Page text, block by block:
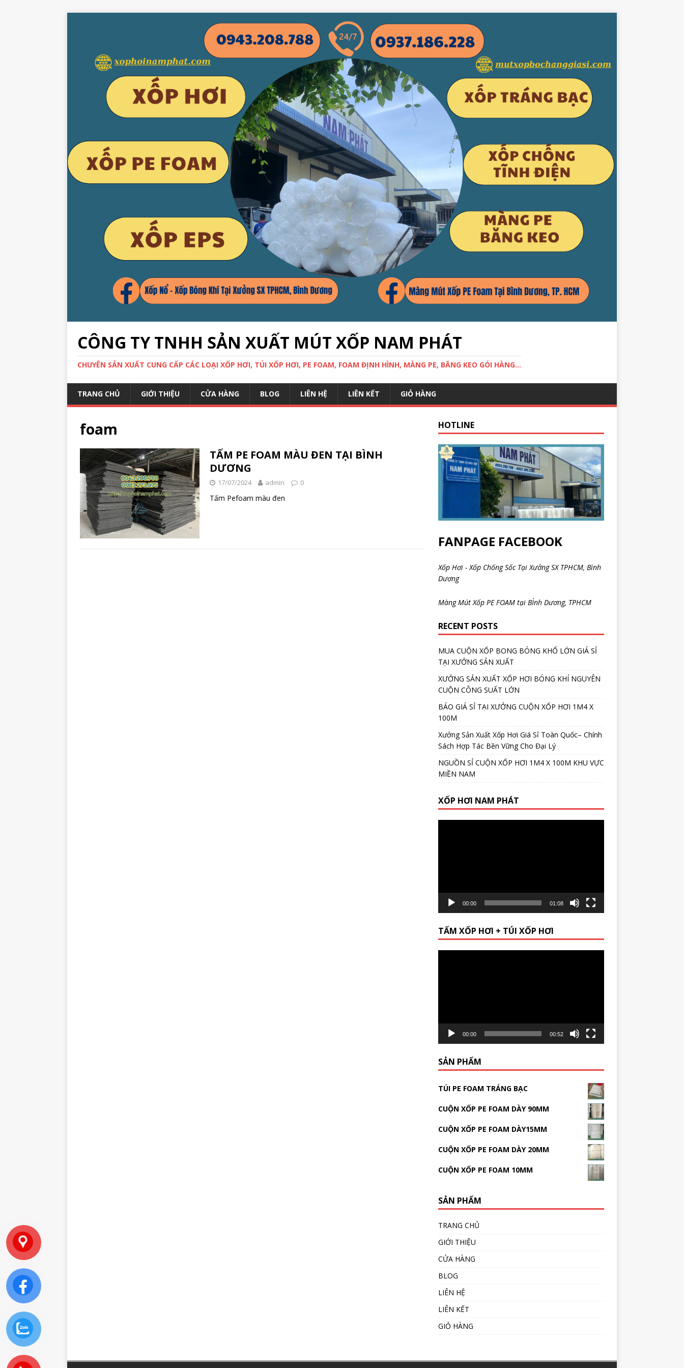
CÔNG TY TNHH SẢN XUẤT MÚT XỐP NAM PHÁT
CHUYÊN SẢN XUẤT CUNG CẤP CÁC LOẠI XỐP HƠI, TÚI XỐP HƠI, PE FOAM, FOAM ĐỊNH HÌNH, MÀNG PE, BĂNG KEO GÓI HÀNG...
TRANG CHỦ GIỚI THIỆU CỬA HÀNG BLOG LIÊN HỆ LIÊN KẾT GIỎ HÀNG
foam
TẤM PE FOAM MÀU ĐEN TẠI BÌNH
DƯƠNG
17/07/2024 admin 0
Tấm Pefoam màu đen
HOTLINE
FANPAGE FACEBOOK
Xốp Hơi - Xốp Chống Sốc Tại Xưởng SX TPHCM, Bình
Dương
Màng Mút Xốp PE FOAM tại BÌnh Dương, TPHCM
RECENT POSTS
MUA CUỘN XỐP BONG BÓNG KHỔ LỚN GIÁ SỈ
TẠI XƯỞNG SẢN XUẤT
XƯỞNG SẢN XUẤT XỐP HƠI BÓNG KHÍ NGUYÊN
CUỘN CÔNG SUẤT LỚN
BÁO GIÁ SỈ TẠI XƯỞNG CUỘN XỐP HƠI 1M4 X
100M
Xưởng Sản Xuất Xốp Hơi Giá Sỉ Toàn Quốc– Chính
Sách Hợp Tác Bền Vững Cho Đại Lý
NGUỒN SỈ CUỘN XỐP HƠI 1M4 X 100M KHU VỰC
MIỀN NAM
XỐP HƠI NAM PHÁT
00:00 01:08
TẤM XỐP HƠI + TÚI XỐP HƠI
00:00 00:52
SẢN PHẨM
TÚI PE FOAM TRÁNG BẠC
CUỘN XỐP PE FOAM DÀY 90MM
CUỘN XỐP PE FOAM DÀY15MM
CUỘN XỐP PE FOAM DÀY 20MM
CUỘN XỐP PE FOAM 10MM
SẢN PHẨM
TRANG CHỦ
GIỚI THIỆU
CỬA HÀNG
BLOG
LIÊN HỆ
LIÊN KẾT
GIỎ HÀNG